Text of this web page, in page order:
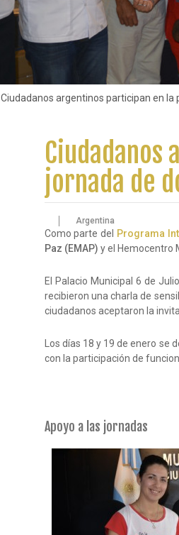
Ciudadanos argentinos participan en
jornada de
Argentina
Como parte del Programa
Paz (EMAP) y el Hemocentro
El Palacio Municipal 6 de
recibieron una charla de
ciudadanos aceptaron la
Los días 18 y 19 de enero
con la participación de
Apoyo a las